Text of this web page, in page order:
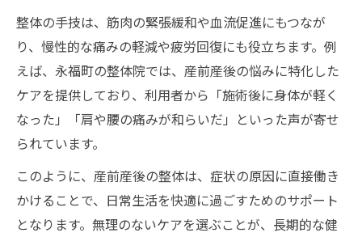
整体の手技は、筋肉の緊張緩和や血流促進にもつなが
り、慢性的な痛みの軽減や疲労回復にも役立ちます。例
えば、永福町の整体院では、産前産後の悩みに特化した
ケアを提供しており、利用者から「施術後に身体が軽く
なった」「肩や腰の痛みが和らいだ」といった声が寄せ
られています。
このように、産前産後の整体は、症状の原因に直接働き
かけることで、日常生活を快適に過ごすためのサポート
となります。無理のないケアを選ぶことが、長期的な健